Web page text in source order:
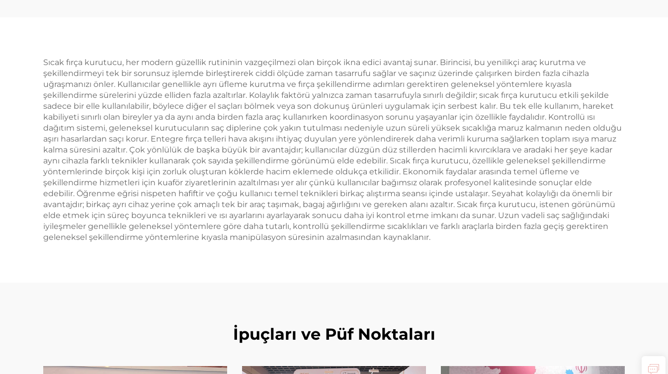
Fırçası
Sıcak fırça kurutucu, her modern güzellik rutininin vazgeçilmezi olan birçok ikna edici avantaj sunar. Birincisi, bu yenilikçi araç kurutma ve
şekillendirmeyi tek bir sorunsuz işlemde birleştirerek ciddi ölçüde zaman tasarrufu sağlar ve saçınız üzerinde çalışırken birden fazla cihazla
uğraşmanızı önler. Kullanıcılar genellikle ayrı üfleme kurutma ve fırça şekillendirme adımları gerektiren geleneksel yöntemlere kıyasla
şekillendirme sürelerini yüzde elliden fazla azaltırlar. Kolaylık faktörü yalnızca zaman tasarrufuyla sınırlı değildir; sıcak fırça kurutucu etkili şekilde
sadece bir elle kullanılabilir, böylece diğer el saçları bölmek veya son dokunuş ürünleri uygulamak için serbest kalır. Bu tek elle kullanım, hareket
kabiliyeti sınırlı olan bireyler ya da aynı anda birden fazla araç kullanırken koordinasyon sorunu yaşayanlar için özellikle faydalıdır. Kontrollü ısı
dağıtım sistemi, geleneksel kurutucuların saç diplerine çok yakın tutulması nedeniyle uzun süreli yüksek sıcaklığa maruz kalmanın neden olduğu
aşırı hasarlardan saçı korur. Entegre fırça telleri hava akışını ihtiyaç duyulan yere yönlendirerek daha verimli kuruma sağlarken toplam ısıya maruz
kalma süresini azaltır. Çok yönlülük de başka büyük bir avantajdır; kullanıcılar düzgün düz stillerden hacimli kıvırcıklara ve aradaki her şeye kadar
aynı cihazla farklı teknikler kullanarak çok sayıda şekillendirme görünümü elde edebilir. Sıcak fırça kurutucu, özellikle geleneksel şekillendirme
yöntemlerinde birçok kişi için zorluk oluşturan köklerde hacim eklemede oldukça etkilidir. Ekonomik faydalar arasında temel üfleme ve
şekillendirme hizmetleri için kuaför ziyaretlerinin azaltılması yer alır çünkü kullanıcılar bağımsız olarak profesyonel kalitesinde sonuçlar elde
edebilir. Öğrenme eğrisi nispeten hafiftir ve çoğu kullanıcı temel teknikleri birkaç alıştırma seansı içinde ustalaşır. Seyahat kolaylığı da önemli bir
avantajdır; birkaç ayrı cihaz yerine çok amaçlı tek bir araç taşımak, bagaj ağırlığını ve gereken alanı azaltır. Sıcak fırça kurutucu, istenen görünümü
elde etmek için süreç boyunca teknikleri ve ısı ayarlarını ayarlayarak sonucu daha iyi kontrol etme imkanı da sunar. Uzun vadeli saç sağlığındaki
iyileşmeler genellikle geleneksel yöntemlere göre daha tutarlı, kontrollü şekillendirme sıcaklıkları ve farklı araçlarla birden fazla geçiş gerektiren
geleneksel şekillendirme yöntemlerine kıyasla manipülasyon süresinin azalmasından kaynaklanır.
İpuçları ve Püf Noktaları